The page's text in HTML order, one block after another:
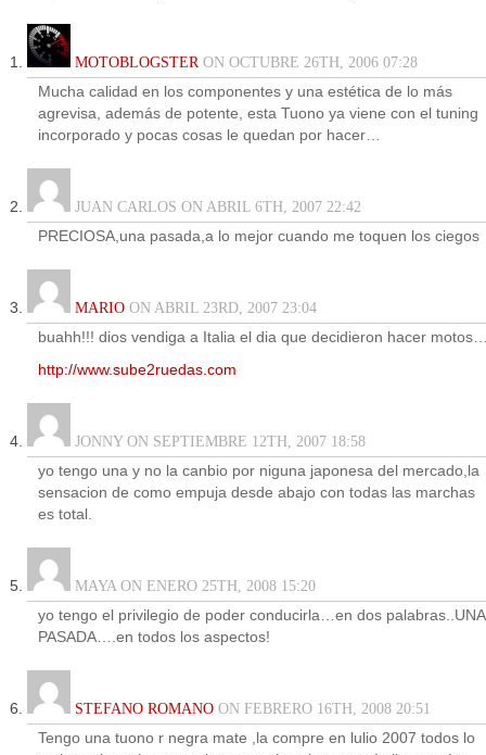
MOTOBLOGSTERON OCTUBRE 26TH, 2006 07:28
Mucha calidad en los componentes y una estética de lo más
agrevisa, además de potente, esta Tuono ya viene con el tuning
incorporado y pocas cosas le quedan por hacer…
JUAN CARLOS ON ABRIL 6TH, 2007 22:42
PRECIOSA,una pasada,a lo mejor cuando me toquen los ciegos
MARIO ON ABRIL 23RD, 2007 23:04
buahh!!! dios vendiga a Italia el dia que decidieron hacer
http://www.sube2ruedas.com
JONNY ON SEPTIEMBRE 12TH, 2007 18:58
yo tengo una y no la canbio por niguna japonesa del mercado,la
sensacion de como empuja desde abajo con todas las marchas
es total.
MAYA ON ENERO 25TH, 2008 15:20
yo tengo el privilegio de poder conducirla…en dos palabras..UNA
PASADA….en todos los aspectos!
STEFANO ROMANO ON FEBRERO 16TH, 2008 20:51
Tengo una tuono r negra mate ,la compre en lulio 2007 todos lo